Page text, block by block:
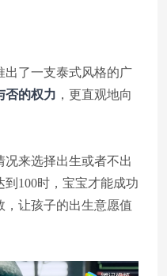
出了一支泰式风格的广
否的权力 ，更直观地向
来选择出生或者不出
100时，宝宝才能成功
，让孩子的出生意愿值